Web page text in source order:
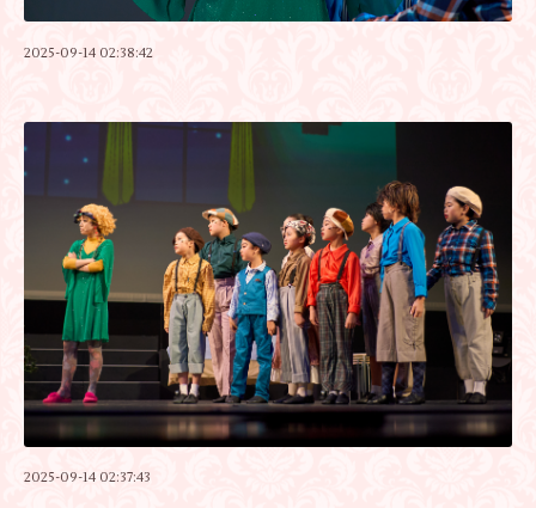
2025-09-14 02:38:42
2025-09-14 02:37:43